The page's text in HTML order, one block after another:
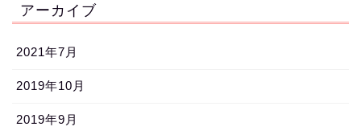
アーカイブ
2021年7月
2019年10月
2019年9月